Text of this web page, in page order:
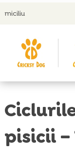
pisicii –